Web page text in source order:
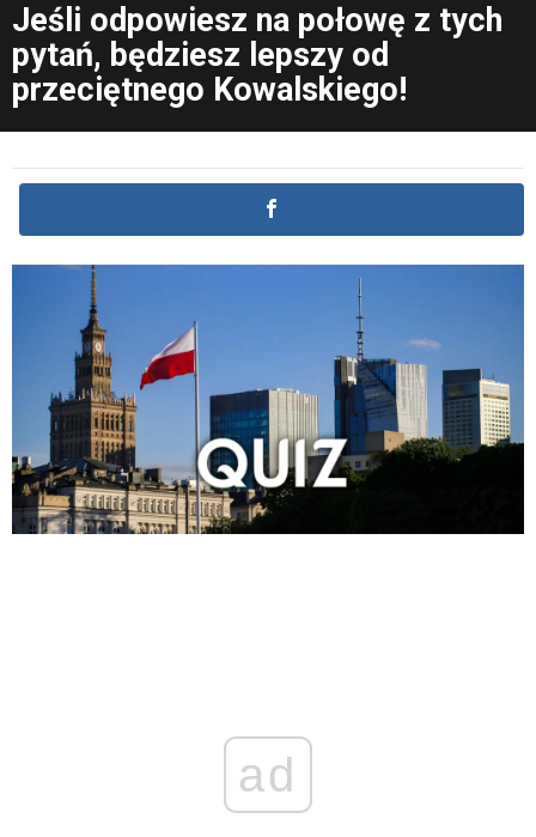
Jeśli odpowiesz na połowę z tych
pytań, będziesz lepszy od
przeciętnego Kowalskiego!
ad